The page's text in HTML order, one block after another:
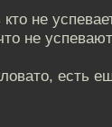
не
не
есть